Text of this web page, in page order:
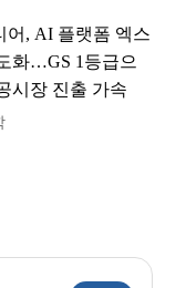
어, AI 플랫폼 엑스
화…GS 1등급으
시장 진출 가속